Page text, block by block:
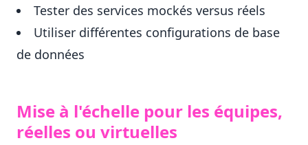
Tester des services mockés versus réels
Utiliser différentes configurations de base
de données
Mise à l'échelle pour les équipes,
réelles ou virtuelles